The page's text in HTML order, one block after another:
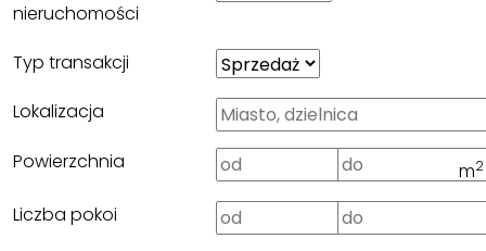
nieruchomości
Typ transakcji
Lokalizacja
Powierzchnia
m2
Liczba pokoi